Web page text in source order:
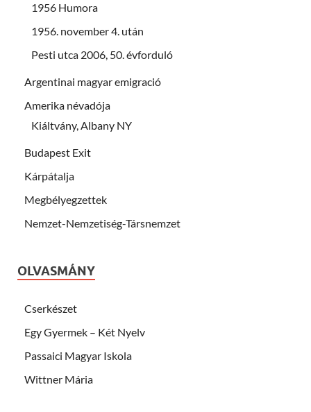
1956 Humora
1956. november 4. után
Pesti utca 2006, 50. évforduló
Argentinai magyar emigració
Amerika névadója
Kiáltvány, Albany NY
Budapest Exit
Kárpátalja
Megbélyegzettek
Nemzet-Nemzetiség-Társnemzet
OLVASMÁNY
Cserkészet
Egy Gyermek – Két Nyelv
Passaici Magyar Iskola
Wittner Mária